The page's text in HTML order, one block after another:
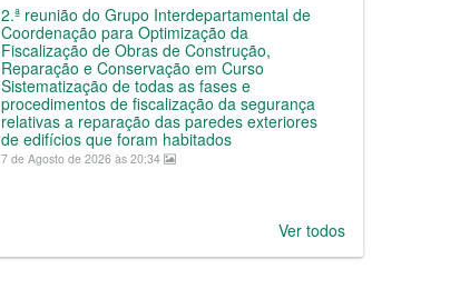
2.ª reunião do Grupo Interdepartamental de
Coordenação para Optimização da
Fiscalização de Obras de Construção,
Reparação e Conservação em Curso
Sistematização de todas as fases e
procedimentos de fiscalização da segurança
relativas a reparação das paredes exteriores
de edifícios que foram habitados
7 de Agosto de 2026 às 20:34
Ver todos